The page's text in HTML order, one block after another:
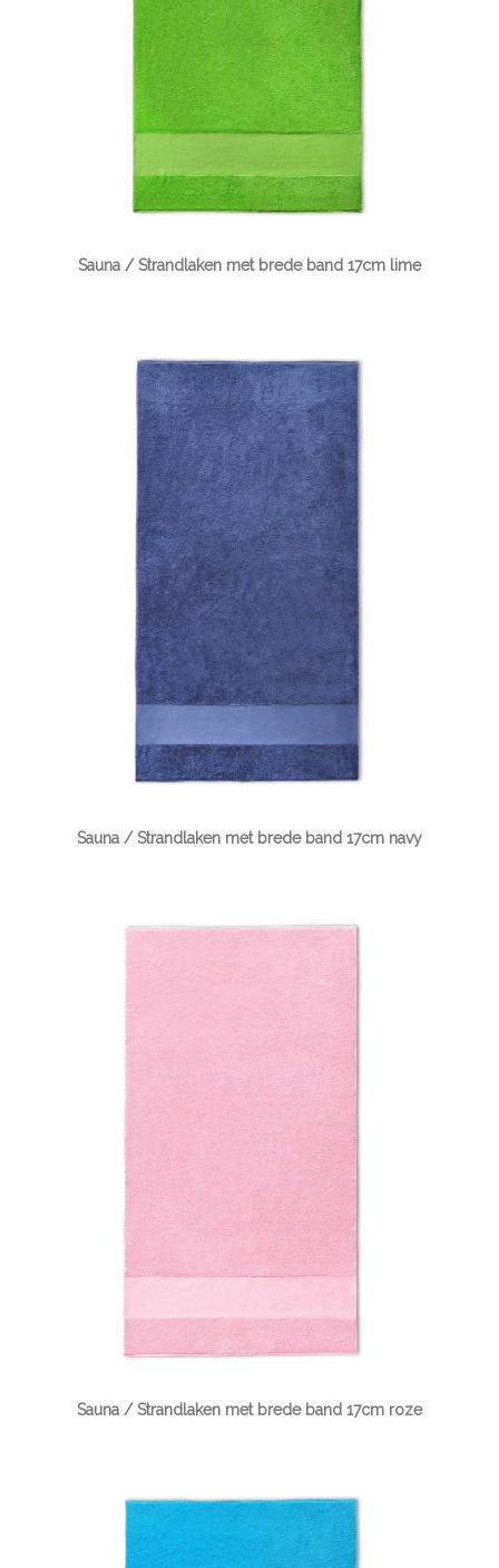
Sauna / Strandlaken met brede band 17cm lime
Sauna / Strandlaken met brede band 17cm navy
Sauna / Strandlaken met brede band 17cm roze